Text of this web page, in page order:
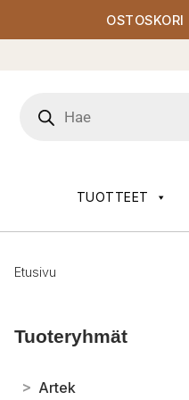
OSTOSKORI
search
TUOTTEET
Etusivu
Tuoteryhmät
> Artek